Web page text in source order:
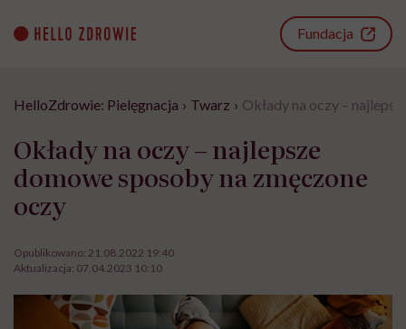
content
Fundacja
HelloZdrowie: Pielęgnacja › Twarz › Okłady na oczy –
Okłady na oczy – najlepsze
domowe sposoby na zmęczone
oczy
Opublikowano: 21.08.2022 19:40
Aktualizacja: 07.04.2023 10:10